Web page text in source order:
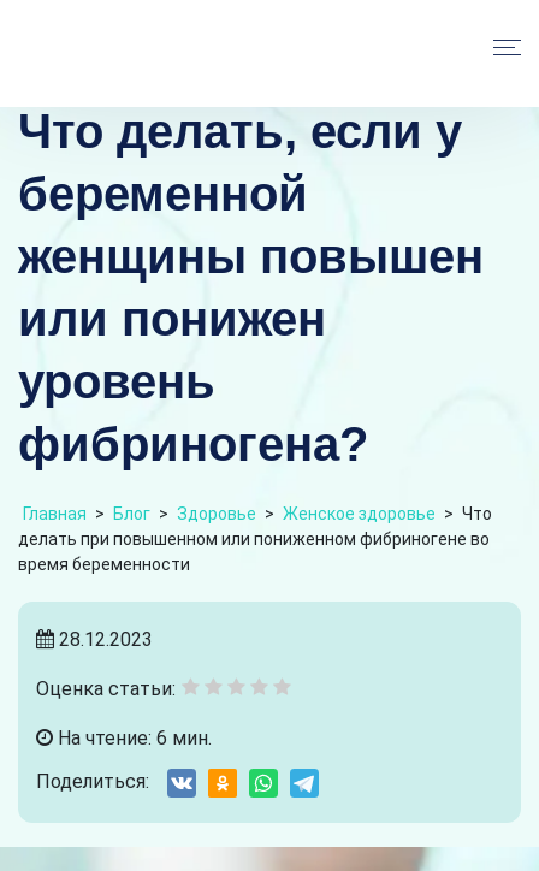
Что делать, если у
беременной
женщины повышен
или понижен
уровень
фибриногена?
Главная > Блог > Здоровье > Женское здоровье > Что
делать при повышенном или пониженном фибриногене во
время беременности
28.12.2023
Оценка статьи:
На чтение: 6 мин.
Поделиться: